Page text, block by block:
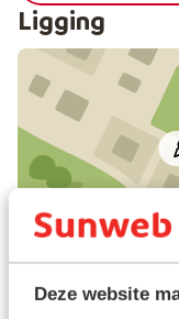
Deze website
Ligging
In de buurt
Strand: 190 m